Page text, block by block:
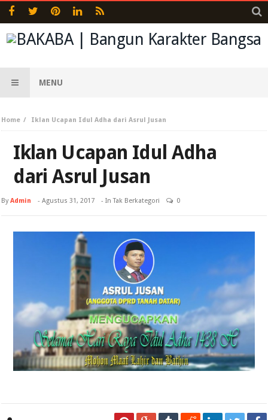
MENU
Home Iklan Ucapan Idul Adha dari Asrul Jusan
Iklan Ucapan Idul Adha
dari Asrul Jusan
ByAdmin -Agustus 31, 2017 - In Tak Berkategori 0